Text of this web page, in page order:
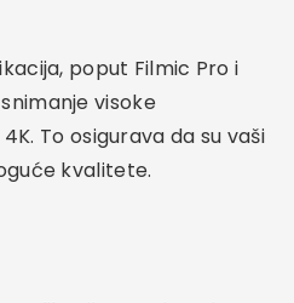
Crismob.